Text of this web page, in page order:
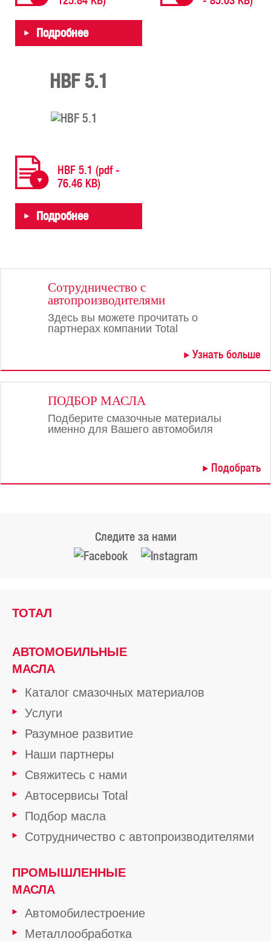
Подробнее
HBF 5.1​
HBF 5.1 (pdf -
76.46 KB)
Подробнее
Сотрудничество с
автопроизводителями
Здесь вы можете прочитать о
партнерах компании Total
Узнать больше
ПОДБОР МАСЛА
Подберите смазочные материалы
именно для Вашего автомобиля
Подобрать
Следите за нами
ТОТАЛ
АВТОМОБИЛЬНЫЕ
МАСЛА
Каталог смазочных материалов
Услуги
Разумное развитие
Наши партнеры
Свяжитесь с нами
Автосервисы Total
Подбор масла
Сотрудничество с автопроизводителями
ПРОМЫШЛЕННЫЕ
МАСЛА
Автомобилестроение
Металлообработка